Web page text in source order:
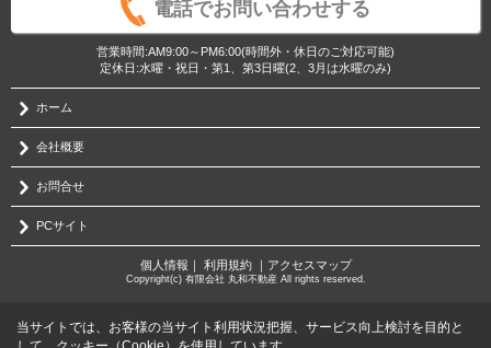
電話でお問い合わせする
営業時間:AM9:00～PM6:00(時間外・休日のご対応可能)
定休日:水曜・祝日・第1、第3日曜(2、3月は水曜のみ)
ホーム
会社概要
お問合せ
PCサイト
個人情報 ｜ 利用規約｜ アクセスマップ
Copyright(c) 有限会社 丸和不動産 All rights reserved.
当サイトでは、お客様の当サイト利用状況把握、サービス向上検討を目的と